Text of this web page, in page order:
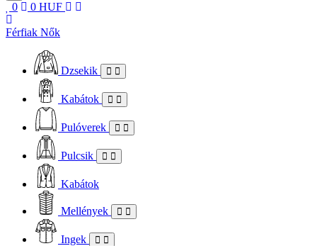
0 0 HUF
Férfiak Nők
Dzsekik
Kabátok
Pulóverek
Pulcsik
Kabátok
Mellények
Ingek